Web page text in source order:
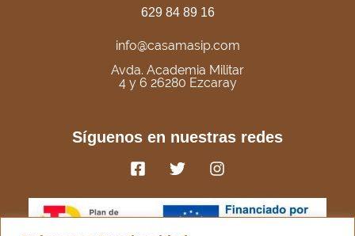
629 84 89 16
info@casamasip.com
Avda. Academia Militar
4 y 6 26280 Ezcaray
Síguenos en nuestras redes